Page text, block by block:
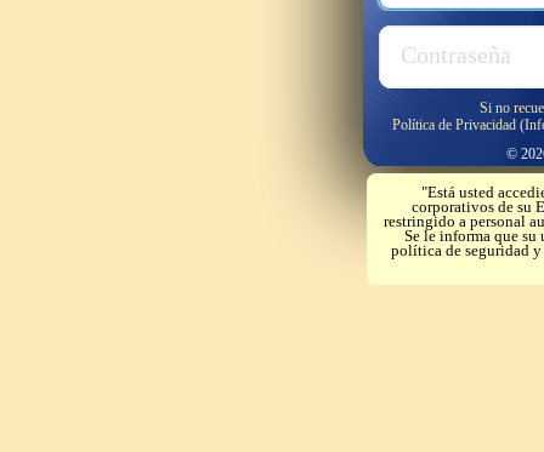
Contraseña
Password
Si no
Política de Privacidad
©
"Está usted
corporativos de su
restringido a personal
Se le informa que su
política de seguridad y